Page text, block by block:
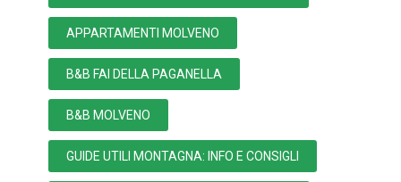
APPARTAMENTI MOLVENO
B&B FAI DELLA PAGANELLA
B&B MOLVENO
GUIDE UTILI MONTAGNA: INFO E CONSIGLI